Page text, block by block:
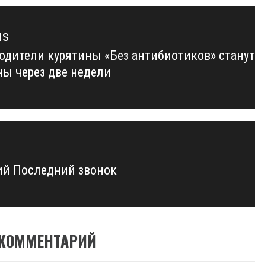
курятины «Без антибиотиков» станут
через две недели
Последний звонок